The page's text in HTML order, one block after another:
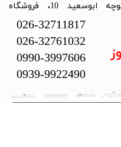
سلما سیستم می‌باشد.
دولت آباد، خیابان نشاط، نبش کوچه ابوسعید 10، فروشگاه
026-32711817
026-32761032
0990-3997606
0939-9922490